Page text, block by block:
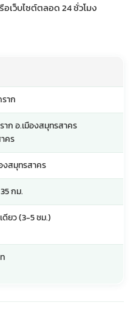
อเว็บไซต์ตลอด 24 ชั่วโมง
าก
าก อ.เมืองสมุทรสาคร
คร
งสมุทรสาคร
กม.
ดียว (3-5 ชม.)